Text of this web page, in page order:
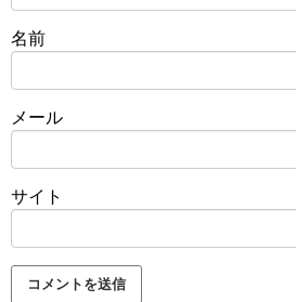
名前
メール
サイト